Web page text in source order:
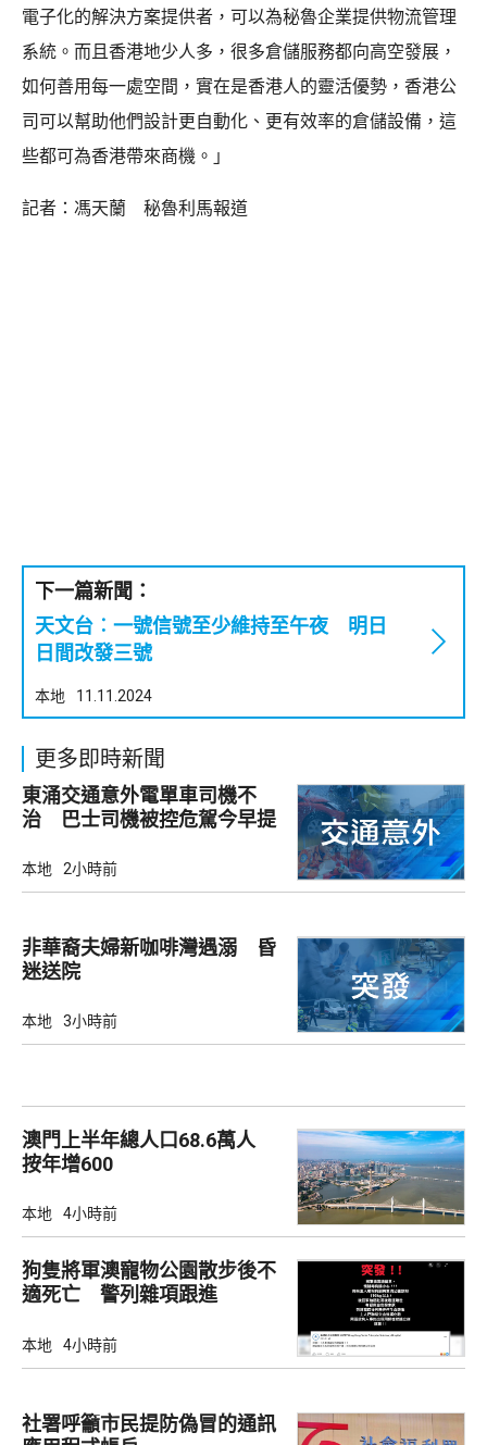
電子化的解決方案提供者，可以為秘魯企業提供物流管理
系統。而且香港地少人多，很多倉儲服務都向高空發展，
如何善用每一處空間，實在是香港人的靈活優勢，香港公
司可以幫助他們設計更自動化、更有效率的倉儲設備，這
些都可為香港帶來商機。」
記者：馮天蘭 秘魯利馬報道
下一篇新聞：
天文台︰一號信號至少維持至午夜 明日
日間改發三號
本地 11.11.2024
更多即時新聞
東涌交通意外電單車司機不
治 巴士司機被控危駕今早提
本地 2小時前
非華裔夫婦新咖啡灣遇溺 昏
迷送院
本地 3小時前
澳門上半年總人口68.6萬人
按年增600
本地 4小時前
狗隻將軍澳寵物公園散步後不
適死亡 警列雜項跟進
本地 4小時前
社署呼籲市民提防偽冒的通訊